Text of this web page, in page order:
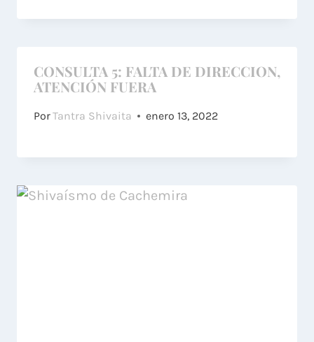
CONSULTA 5: FALTA DE DIRECCION,
ATENCIÓN FUERA
PorTantra Shivaita enero 13, 2022